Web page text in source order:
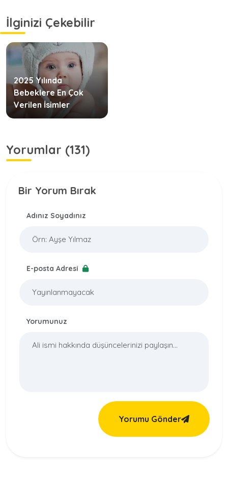
İlginizi Çekebilir
2025 Yılında
Bebeklere En Çok
Verilen İsimler
Yorumlar (131)
Bir Yorum Bırak
Adınız Soyadınız
E-posta Adresi
Yorumunuz
Yorumu Gönder